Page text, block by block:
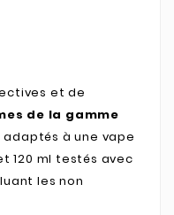
et de
de la gamme
à une vape
120 ml testés avec
les non